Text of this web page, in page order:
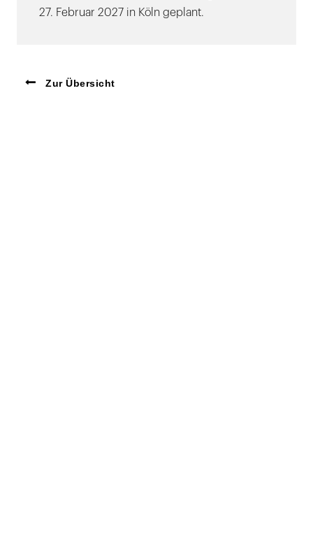
27. Februar 2027 in Köln geplant.
Zur Übersicht